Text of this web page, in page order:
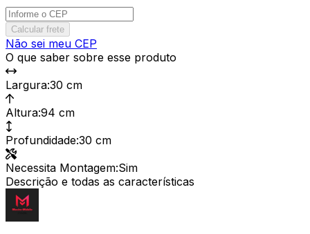
Calcular frete
Não sei meu CEP
O que saber sobre esse produto
Largura:30 cm
Altura:94 cm
Profundidade:30 cm
Necessita Montagem:Sim
Descrição e todas as características